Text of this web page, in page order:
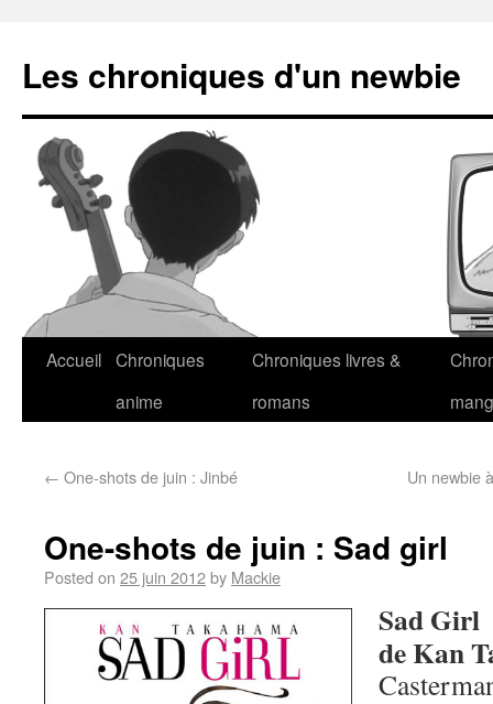
Les chroniques d'un newbie
Accueil Chroniques
anime
Chroniques livres &
romans
← One-shots de juin : Jinbé Un newbie
One-shots de juin : Sad girl
Posted on 25 juin 2012by Mackie
Sad Girl
de Kan